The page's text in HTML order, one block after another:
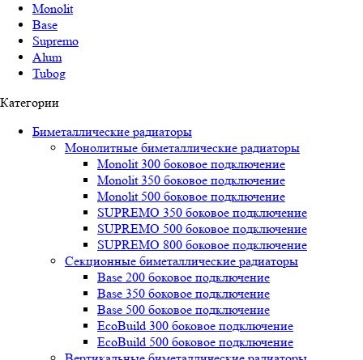
Monolit
Base
Supremo
Alum
Tubog
Категории
Биметаллические радиаторы
Монолитные биметаллические радиаторы
Mоnоlit 300 боковое подключение
Mоnоlit 350 боковое подключение
Mоnоlit 500 боковое подключение
SUРREMО 350 боковое подключение
SUРREMО 500 боковое подключение
SUРREMО 800 боковое подключение
Секционные биметаллические радиаторы
Base 200 боковое подключение
Base 350 боковое подключение
Base 500 боковое подключение
EcoBuild 300 боковое подключение
EcoBuild 500 боковое подключение